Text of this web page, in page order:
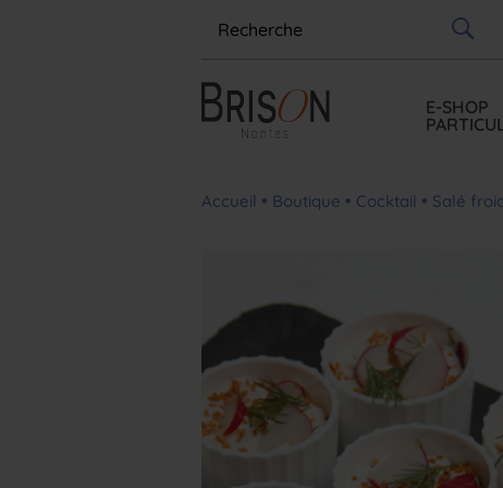
E-SHOP
Accueil • Boutique • Cocktail • Salé